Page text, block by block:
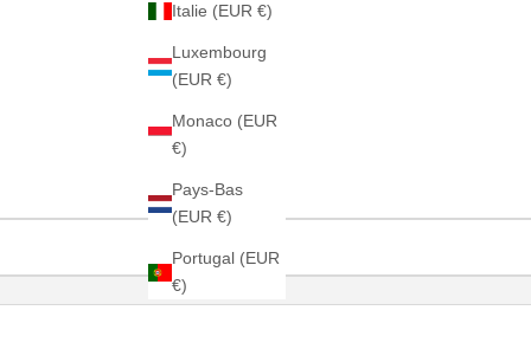
Italie (EUR €)
Luxembourg
(EUR €)
Monaco (EUR
€)
Pays-Bas
(EUR €)
Portugal (EUR
€)